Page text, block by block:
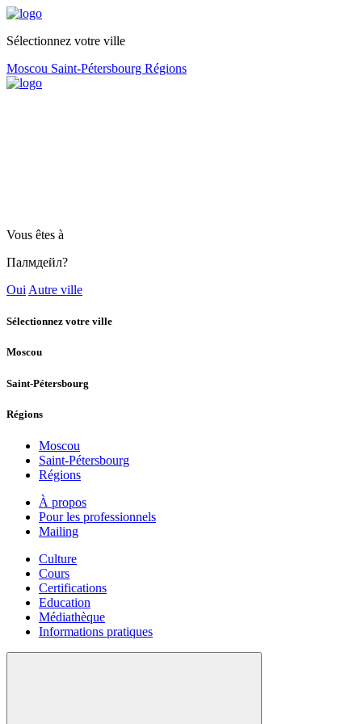
Sélectionnez votre ville
Moscou Saint-Pétersbourg Régions
Vous êtes à
Палмдейл?
Oui Autre ville
Sélectionnez votre ville
Moscou
Saint-Pétersbourg
Régions
Moscou
Saint-Pétersbourg
Régions
À propos
Pour les professionnels
Mailing
Culture
Cours
Certifications
Education
Médiathèque
Informations pratiques